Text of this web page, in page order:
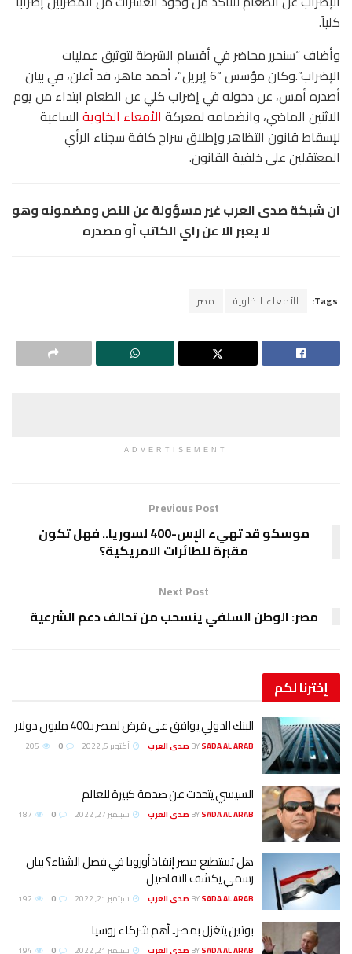
كلياً.
وأضاف “سنحرر محاضر في أقسام الشرطة لتوثيق عمليات
الإضراب”.وكان مؤسس “6 إبريل”، أحمد ماهر، قد أعلن، في بيان
أصدره أمس، عن دخوله في إضراب كلي عن الطعام ابتداء من يوم
الاثنين الماضي، وانضمامه لمعركة الأمعاء الخاوية الساعية
لإسقاط قانون التظاهر وإطلاق سراح كافة سجناء الرأي
المعتقلين على خلفية القانون.
ان شبكة صدى العرب غير مسؤولة عن النص ومضمونه وهو
لا يعبر الا عن راي الكاتب أو مصدره
Tags: الأمعاء الخاوية مصر
ADVERTISEMENT
Previous Post
موسكو قد تهيء الإس-400 لسوريا.. فهل تكون
مقبرة للطائرات الامريكية؟
Next Post
مصر: الوطن السلفي ينسحب من تحالف دعم الشرعية
إخترنالكم
البنك الدولي يوافق على قرض لمصر بـ400 مليون دولار
BYSADA AL ARAB صدى العرب أكتوبر 5, 2022
السيسي يتحدث عن صدمة كبيرة للعالم
BYSADA AL ARAB صدى العرب سبتمبر 27, 2022
هل تستطيع مصر إنقاذ أوروبا في فصل الشتاء؟ بيان
رسمي يكشف التفاصيل
BYSADA AL ARAB صدى العرب سبتمبر 21, 2022
بوتين يتغزل بمصر.. أهم شركاء روسيا
BYSADA AL ARAB صدى العرب سبتمبر 21, 2022